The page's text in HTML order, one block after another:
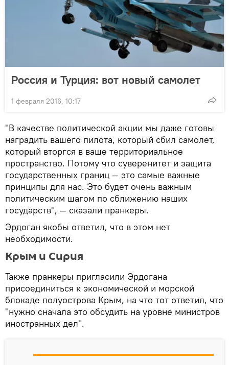
Россия и Турция: вот новый самолет
1 февраля 2016, 10:17
"В качестве политической акции мы даже готовы
наградить вашего пилота, который сбил самолет,
который вторгся в ваше территориальное
пространство. Потому что суверенитет и защита
государственных границ — это самые важные
принципы для нас. Это будет очень важным
политическим шагом по сближению наших
государств", — сказали пранкеры.
Эрдоган якобы ответил, что в этом нет
необходимости.
Крым и Сирия
Также пранкеры пригласили Эрдогана
присоединиться к экономической и морской
блокаде полуострова Крым, на что тот ответил, что
"нужно сначала это обсудить на уровне министров
иностранных дел".